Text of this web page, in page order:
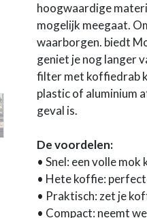
hoogwaardige
mogelijk meegaat.
waarborgen. biedt
geniet je nog langer
filter met koffiedrab
plastic of aluminium
geval is.
De voordelen:
• Snel: een volle
• Hete koffie:
• Praktisch: zet je
• Compact: neemt